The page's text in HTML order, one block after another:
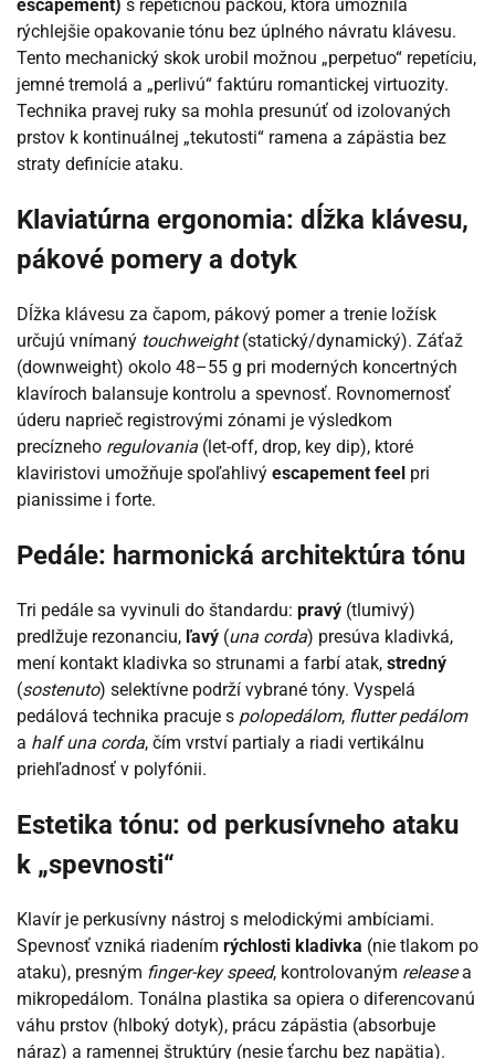
escapement) s repetičnou páčkou, ktorá umožnila
rýchlejšie opakovanie tónu bez úplného návratu klávesu.
Tento mechanický skok urobil možnou „perpetuo“ repetíciu,
jemné tremolá a „perlivú“ faktúru romantickej virtuozity.
Technika pravej ruky sa mohla presunúť od izolovaných
prstov k kontinuálnej „tekutosti“ ramena a zápästia bez
straty definície ataku.
Klaviatúrna ergonomia: dĺžka klávesu,
pákové pomery a dotyk
Dĺžka klávesu za čapom, pákový pomer a trenie ložísk
určujú vnímaný touchweight(statický/dynamický). Záťaž
(downweight) okolo 48–55 g pri moderných koncertných
klavíroch balansuje kontrolu a spevnosť. Rovnomernosť
úderu naprieč registrovými zónami je výsledkom
precízneho regulovania (let-off, drop, key dip), ktoré
klaviristovi umožňuje spoľahlivý escapement feel pri
pianissime i forte.
Pedále: harmonická architektúra tónu
Tri pedále sa vyvinuli do štandardu: pravý (tlumivý)
predlžuje rezonanciu, ľavý (una corda) presúva kladivká,
mení kontakt kladivka so strunami a farbí atak, stredný
(sostenuto) selektívne podrží vybrané tóny. Vyspelá
pedálová technika pracuje s polopedálom, flutter pedálom
a half una corda, čím vrství partialy a riadi vertikálnu
priehľadnosť v polyfónii.
Estetika tónu: od perkusívneho ataku
k „spevnosti“
Klavír je perkusívny nástroj s melodickými ambíciami.
Spevnosť vzniká riadením rýchlosti kladivka (nie tlakom po
ataku), presným finger-key speed, kontrolovaným releasea
mikropedálom. Tonálna plastika sa opiera o diferencovanú
váhu prstov (hlboký dotyk), prácu zápästia (absorbuje
náraz) a ramennej štruktúry (nesie ťarchu bez napätia).